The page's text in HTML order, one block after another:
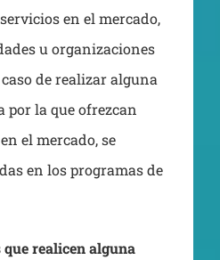
en el mercado,
u organizaciones
de realizar alguna
por la que ofrezcan
el mercado, se
en los programas de
realicen alguna